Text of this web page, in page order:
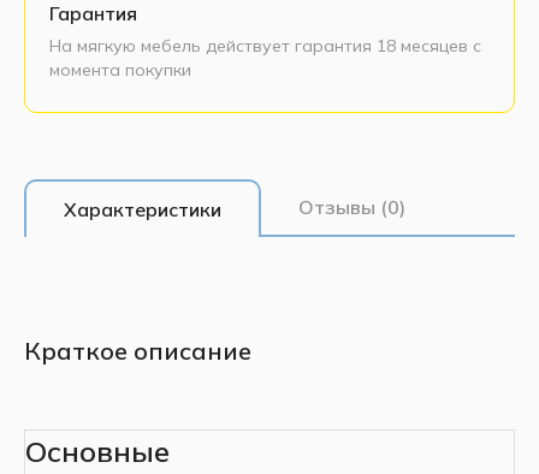
Гарантия
На мягкую мебель действует гарантия 18 месяцев с
момента покупки
Характеристики Отзывы (0)
Краткое описание
Основные